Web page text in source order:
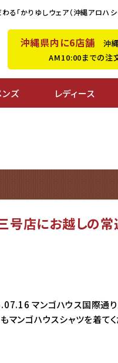
る「かりゆしウェア（沖縄アロハシ
沖縄県内に6店舗 沖
AM10:00までの注
ンズ レディース
号店にお越しの
マンゴハウス国際通
ンゴハウスシャツを着てく